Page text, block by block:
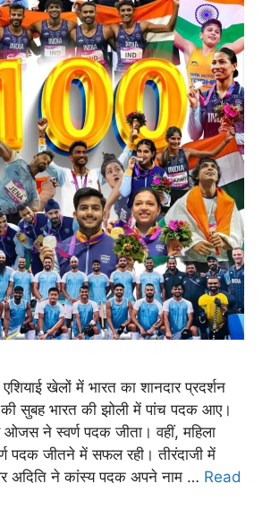
खेलों में भारत का शानदार प्रदर्शन
सुबह भारत की झोली में पांच पदक आए।
ने स्वर्ण पदक जीता। वहीं, महिला
पदक जीतने में सफल रही। तीरंदाजी में
अदिति ने कांस्य पदक अपने नाम … Read